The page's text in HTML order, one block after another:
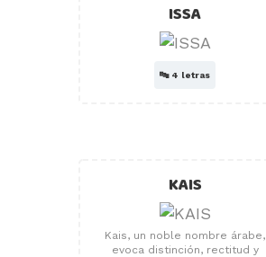
ISSA
🔤 4 letras
KAIS
Kais, un noble nombre árabe,
evoca distinción, rectitud y